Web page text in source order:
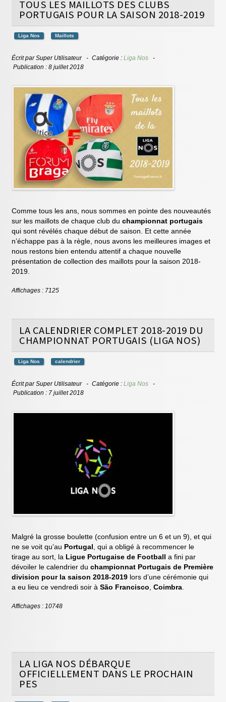
TOUS LES MAILLOTS DES CLUBS
PORTUGAIS POUR LA SAISON 2018-2019
Liga Nos Maillots
Écrit parSuper Utilisateur Catégorie :Liga Nos
Publication : 8 juillet 2018
Comme tous les ans, nous sommes en pointe des nouveautés
sur les maillots de chaque club duchampionnat portugais
qui sont révélés chaque début de saison. Et cette année
n’échappe pas à la règle, nous avons les meilleures images et
nous restons bien entendu attentif a chaque nouvelle
présentation de collection des maillots pour la saison 2018-
2019.
Affichages : 7125
LA CALENDRIER COMPLET 2018-2019 DU
CHAMPIONNAT PORTUGAIS (LIGA NOS)
Liga Nos calendrier
Écrit parSuper Utilisateur Catégorie :Liga Nos
Publication : 7 juillet 2018
Malgré la grosse boulette (confusion entre un 6 et un 9), et qui
ne se voit qu’au Portugal , qui a obligé à recommencer le
tirage au sort, la Ligue Portugaise de Football
a fini par
dévoiler le calendrier duchampionnat Portugais de Première
division pour la saison 2018-2019 lors d’une cérémonie qui
a eu lieu ce vendredi soir àSão Francisco,Coimbra.
Affichages : 10748
LA LIGA NOS DÉBARQUE
OFFICIELLEMENT DANS LE PROCHAIN
PES